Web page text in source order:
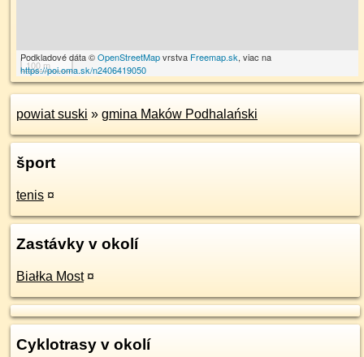
100 m
Podkladové dáta ©OpenStreetMapvrstva Freemap.sk, viac na
https://poi.oma.sk/n2406419050
powiat suski » gmina Maków Podhalański
šport
tenis ¤
Zastávky v okolí
Białka Most ¤
Cyklotrasy v okolí